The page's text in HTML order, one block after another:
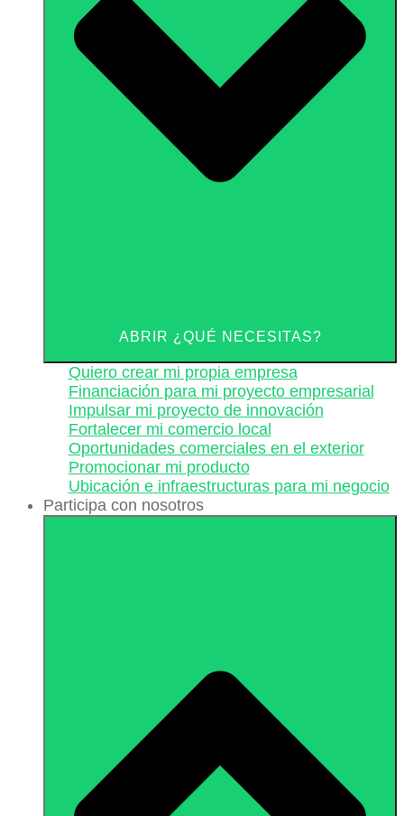
ABRIR ¿QUÉ NECESITAS?
Quiero crear mi propia empresa
Financiación para mi proyecto empresarial
Impulsar mi proyecto de innovación
Fortalecer mi comercio local
Oportunidades comerciales en el exterior
Promocionar mi producto
Ubicación e infraestructuras para mi negocio
Participa con nosotros